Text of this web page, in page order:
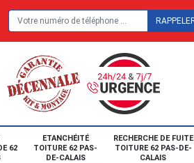
62
ETANCHÉITÉ
TOITURE 62 PAS-
DE-CALAIS
RECHERCHE DE FUITE
TOITURE 62 PAS-DE-
CALAIS